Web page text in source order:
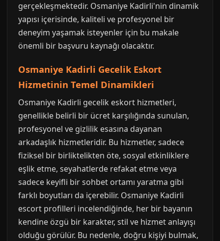
gerçekleşmektedir. Osmaniye Kadirli'nin dinamik
yapısı içerisinde, kaliteli ve profesyonel bir
deneyim yaşamak isteyenler için bu makale
önemli bir başvuru kaynağı olacaktır.
Osmaniye Kadirli Gecelik Eskort
Hizmetinin Temel Dinamikleri
Osmaniye Kadirli gecelik eskort hizmetleri,
genellikle belirli bir ücret karşılığında sunulan,
profesyonel ve gizlilik esasına dayanan
arkadaşlık hizmetleridir. Bu hizmetler, sadece
fiziksel bir birliktelikten öte, sosyal etkinliklere
eşlik etme, seyahatlerde refakat etme veya
sadece keyifli bir sohbet ortamı yaratma gibi
farklı boyutları da içerebilir. Osmaniye Kadirli
escort profilleri incelendiğinde, her bir bayanın
kendine özgü bir karakter, stil ve hizmet anlayışı
olduğu görülür. Bu nedenle, doğru kişiyi bulmak,